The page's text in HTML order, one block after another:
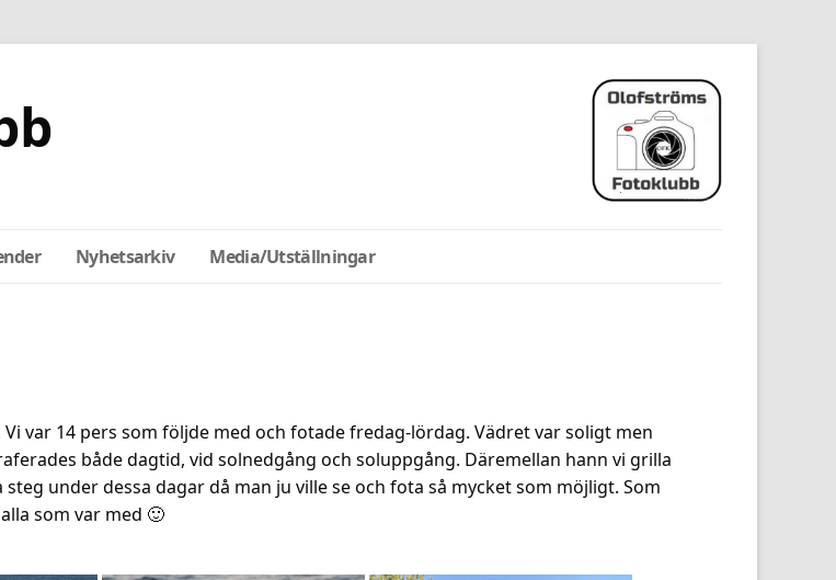
Nyhetsarkiv Media/Utställningar
var 14 pers som följde med och fotade fredag-lördag. Vädret var soligt men
både dagtid, vid solnedgång och soluppgång. Däremellan hann vi grilla
under dessa dagar då man ju ville se och fota så mycket som möjligt. Som
som var med 🙂